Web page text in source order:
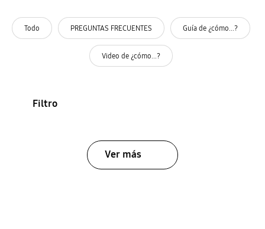
Todo PREGUNTAS FRECUENTES Guía de ¿cómo...?
Video de ¿cómo...?
Filtro
Ver más